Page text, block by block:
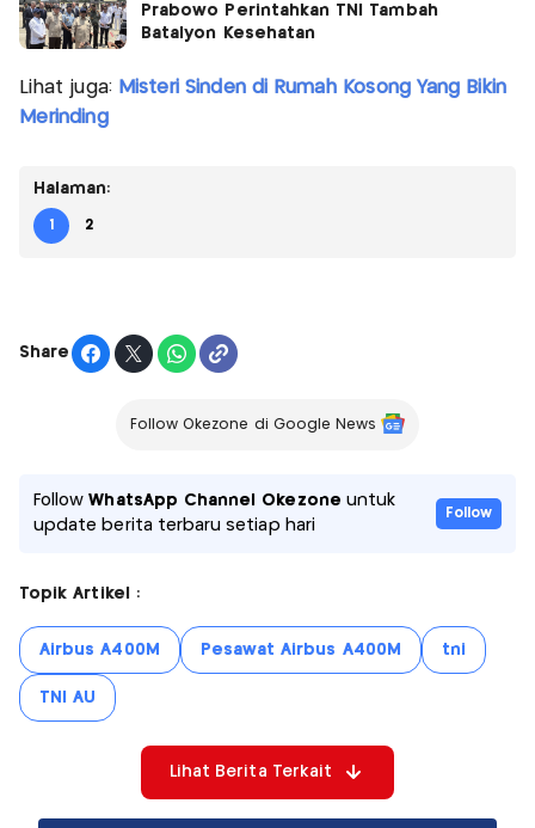
Prabowo Perintahkan TNI Tambah
Batalyon Kesehatan
Lihat juga: Misteri Sinden di Rumah Kosong Yang Bikin
Merinding
Halaman:
1 2
Share
Follow Okezone di Google News
FollowWhatsApp Channel Okezone untuk
update berita terbaru setiap hari
Follow
Topik Artikel :
Airbus A400M Pesawat Airbus A400M tni
TNI AU
Lihat Berita Terkait